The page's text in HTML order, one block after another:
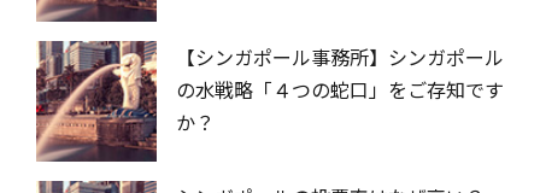
【シンガポール事務所】シンガポール
の水戦略「４つの蛇口」をご存知です
か？